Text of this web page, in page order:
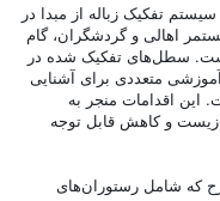
تفکیک زباله از مبدا در
اهالی و گردشگران، گام
سطل‌های تفکیک شده در
متعددی برای آشنایی
این اقدامات منجر به
و کاهش قابل توجه
که شامل رستوران‌های